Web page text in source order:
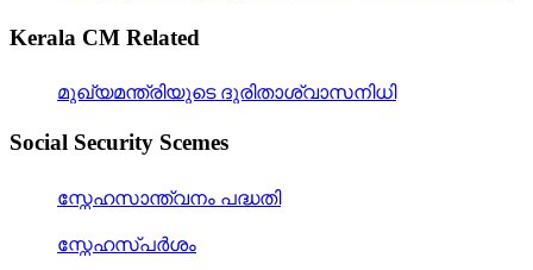
Kerala CM Related
മുഖ്യമന്ത്രിയുടെ ദുരിതാശ്വാസനിധി
Social Security Scemes
സ്നേഹസാന്ത്വനം പദ്ധതി
സ്നേഹസ്പര്‍ശം